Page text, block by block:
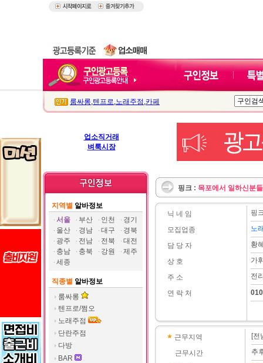
룸싸롱,텐프로,노래주점 ,카페
업소직거래
벼룩시장
지역별 알바정보
서울
부산 인천
경기
울산
경남 대구
경북
광주
전남 전북
대전
충남
충북 강원
제주
세종
직종별 알바정보
룸싸롱
텐프로/쩜오
노래주점
단란주점
다방
BAR
핑크 : 목포에서 일하신분
닉 네 임
모집업종
담 당 자
상 호
주 소
연 락 처
핑
노
황
가
전
근무지역
근무시간
[전
추